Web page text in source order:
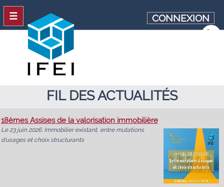
FIL DES ACTUALITÉS
18èmes Assises de la valorisation immobilière
Le 23 juin 2026. Immobilier existant, entre mutations
d'usages et choix structurants
CONNEXION
☰